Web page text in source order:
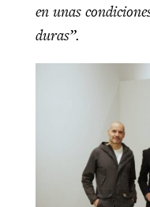
en unas
duras”.